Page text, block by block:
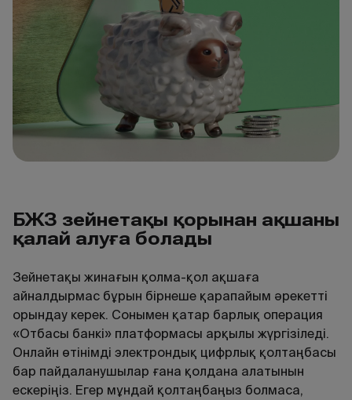
БЖЗҚ зейнетақы қорынан ақшаны
қалай алуға болады
Зейнетақы жинағын қолма-қол ақшаға
айналдырмас бұрын бірнеше қарапайым әрекетті
орындау керек. Сонымен қатар барлық операция
«Отбасы банкі» платформасы арқылы жүргізіледі.
Онлайн өтінімді электрондық цифрлық қолтаңбасы
бар пайдаланушылар ғана қолдана алатынын
ескеріңіз. Егер мұндай қолтаңбаңыз болмаса,